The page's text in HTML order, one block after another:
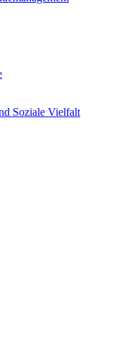
Soziale Vielfalt